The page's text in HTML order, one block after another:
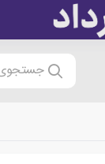
جستجوی